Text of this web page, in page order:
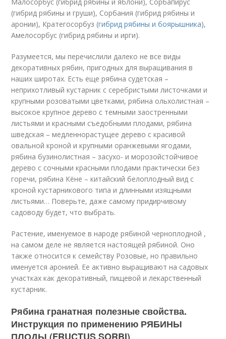
(гибрид рябины и груши), Сорбания (гибрид рябины и
аронии), Кратегосорбуз (гибрид рябины и боярышника),
Амелосорбус (гибрид рябины и ирги).
Разумеется, мы перечислили далеко не все виды
декоративных рябин, пригодных для выращивания в
наших широтах. Есть еще рябина судетская –
неприхотливый кустарник с серебристыми листочками и
крупными розоватыми цветками, рябина ольхолистная –
высокое крупное дерево с темными заостренными
листьями и красными съедобными плодами, рябина
шведская – медленнорастущее дерево с красивой
овальной кроной и крупными оранжевыми ягодами,
рябина бузинолистная – засухо- и морозойстойчивое
дерево с сочными красными плодами практически без
горечи, рябина Кёне – китайский белоплодный вид с
кроной кустарникового типа и длинными изящными
листьями… Поверьте, даже самому придирчивому
садоводу будет, что выбрать.
Растение, именуемое в народе рябиной черноплодной ,
на самом деле не является настоящей рябиной. Оно
также относится к семейству Розовые, но правильно
именуется аронией. Ее активно выращивают на садовых
участках как декоративный, пищевой и лекарственный
кустарник.
Рябина гранатная полезные свойства.
Инструкция по применению РЯБИНЫ